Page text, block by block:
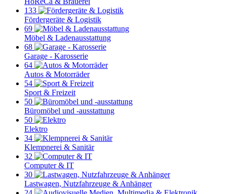
133
Fördergeräte & Logistik
69
Möbel & Ladenausstattung
68
Garage - Karosserie
64
Autos & Motorräder
54
Sport & Freizeit
50
Büromöbel und -ausstattung
50
Elektro
34
Klempnerei & Sanitär
32
Computer & IT
30
Lastwagen, Nutzfahrzeuge & Anhänger